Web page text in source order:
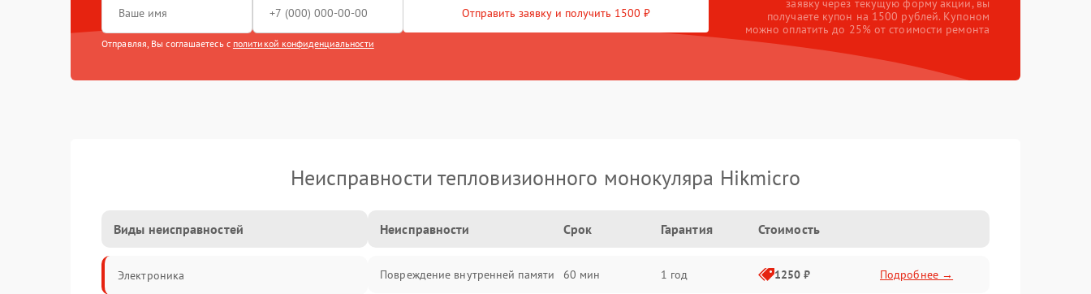
Отправить заявку и получить 1500 ₽
Отправляя, Вы соглашаетесь с политикой конфиденциальности
заявку через текущую форму акции, вы
получаете купон на 1500 рублей. Купоном
можно оплатить до 25% от стоимости ремонта
Неисправности тепловизионного монокуляра Hikmicro
Виды неисправностей
Электроника
Неисправности Срок Гарантия Стоимость
Повреждение внутренней памяти 60 мин 1 год 1250 ₽ Подробнее →